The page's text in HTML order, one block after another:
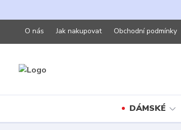
O nás Jak nakupovat Obchodní podmínky
DÁMSKÉ